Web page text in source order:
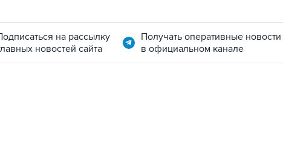
на рассылку
новостей сайта
Получать оперативные новости
в официальном канале